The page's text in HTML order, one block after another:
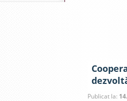
Publicat la: